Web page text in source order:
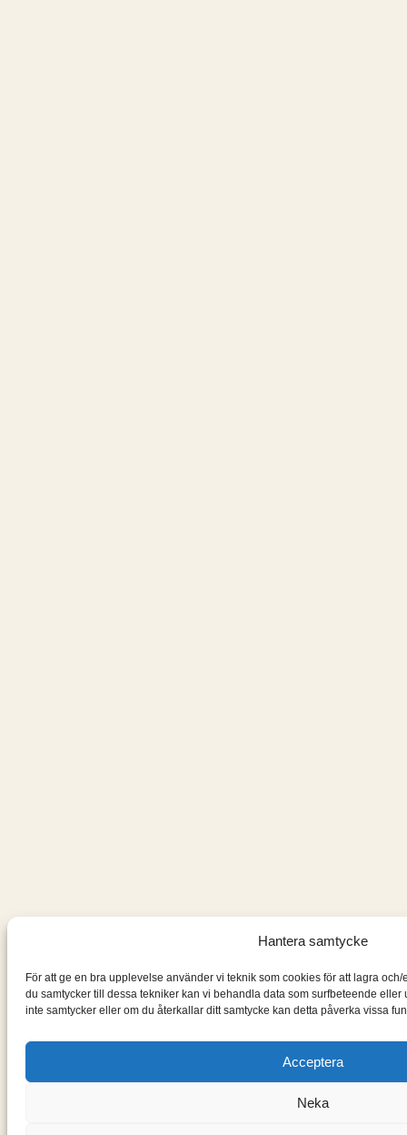
Hantera samtycke
För att ge en bra upplevelse använder vi teknik som cookies för att lagra
du samtycker till dessa tekniker kan vi behandla data som surfbeteende
inte samtycker eller om du återkallar ditt samtycke kan detta påverka vissa
Acceptera
Neka